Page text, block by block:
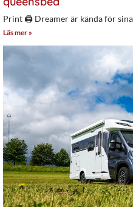
Print 🖨 Dreamer är kända för
Läs mer »